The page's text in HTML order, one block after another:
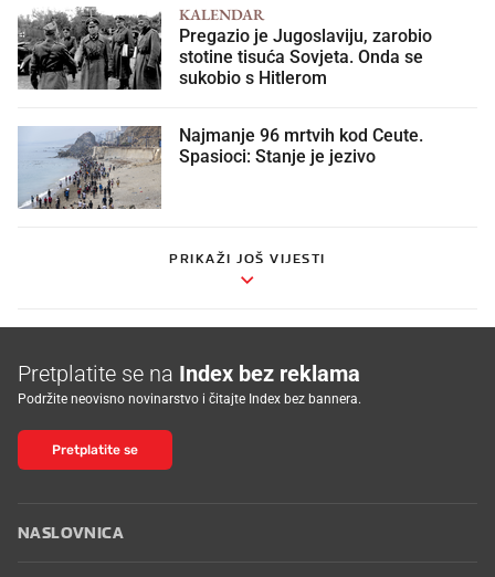
KALENDAR
Pregazio je Jugoslaviju, zarobio
stotine tisuća Sovjeta. Onda se
sukobio s Hitlerom
Najmanje 96 mrtvih kod Ceute.
Spasioci: Stanje je jezivo
PRIKAŽI JOŠ VIJESTI
Pretplatite se na Index bez reklama
Podržite neovisno novinarstvo i čitajte Index bez bannera.
Pretplatite se
NASLOVNICA